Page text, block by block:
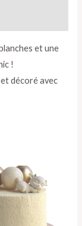
et une
!
décoré avec
Plage
de
prix :
84,40 €
à
211,00 €